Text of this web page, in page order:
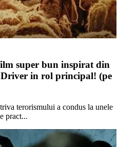
super bun inspirat din
in rol principal! (pe
terorismului a condus la unele
pract...